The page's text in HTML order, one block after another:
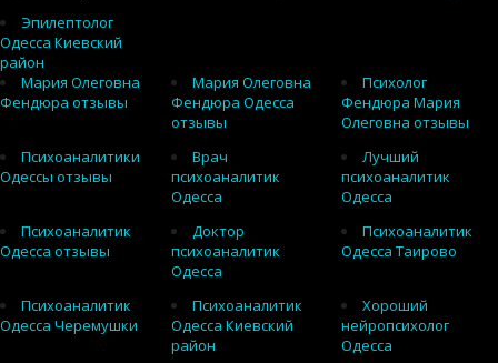
Эпилептолог
Одесса Киевский
район
Мария Олеговна
Фендюра отзывы
Мария Олеговна
Фендюра Одесса
отзывы
Психолог
Фендюра Мария
Олеговна отзывы
Психоаналитики
Одессы отзывы
Врач
психоаналитик
Одесса
Лучший
психоаналитик
Одесса
Психоаналитик
Одесса отзывы
Доктор
психоаналитик
Одесса
Психоаналитик
Одесса Таирово
Психоаналитик
Одесса Черемушки
Психоаналитик
Одесса Киевский
район
Хороший
нейропсихолог
Одесса